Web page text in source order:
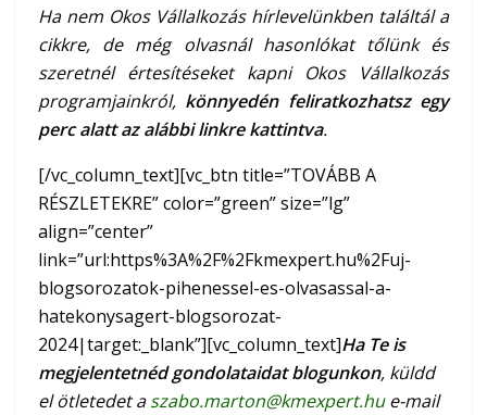
Ha nem Okos Vállalkozás hírlevelünkben találtál a
cikkre, de még olvasnál hasonlókat tőlünk és
szeretnél értesítéseket kapni Okos Vállalkozás
programjainkról, könnyedén feliratkozhatsz egy
perc alatt az alábbi linkre kattintva.
[/vc_column_text][vc_btn title=”TOVÁBB A
RÉSZLETEKRE” color=”green” size=”lg”
align=”center”
link=”url:https%3A%2F%2Fkmexpert.hu%2Fuj-
blogsorozatok-pihenessel-es-olvasassal-a-
hatekonysagert-blogsorozat-
2024|target:_blank”][vc_column_text]Ha Te is
megjelentetnéd gondolataidat blogunkon, küldd
el ötletedet aszabo.marton@kmexpert.hue-mail